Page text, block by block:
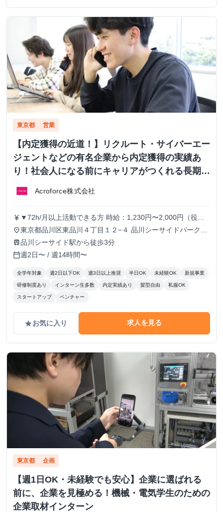
東京都 営業
【内定獲得の近道！】リクルート・サイバーエー
ジェントなどの有名企業から内定獲得の実績あ
り！社会人になる前にキャリアがつくれる長期イ
ンターンシップ！
Acroforce株式会社
currency_yen ▼72h/月以上活動できる方 時給：1,230円〜2,000円（役職
により変動） ▼56h/月以上72h/月未満活動できる方 時給：
1,230円〜1,780円（役職により変動） ▼56h/月未満活動で
ンティブの支給があります。
place東京都品川区東品川４丁目１２−４ 品川シーサイドパークタ
ワー 11F
train品川シーサイド駅から徒歩3分
calendar_today週2日〜 / 週14時間〜
全学年対象 週2日以下OK 週3日以上推奨 半日OK 未経験OK 新規事業
研修制度あり インターン生多数 内定実績あり 髪型自由 私服OK
スタートアップ ベンチャー
gradeお気に入り 求人を見る
東京都 企画
【週1日OK・未経験でも安心】企業に選ばれる
前に、企業を見極める！機械・電気学生のための
企業取材インターン